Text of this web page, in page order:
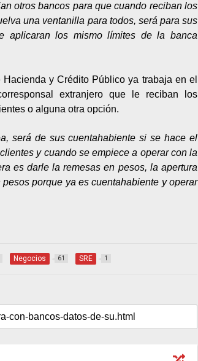
otros bancos para que cuando reciban los
una ventanilla para todos, será para sus
aplicaran los mismo límites de la banca
y Crédito Público ya trabaja en el
extranjero que le reciban los
o alguna otra opción.
será de sus cuentahabiente si se hace el
y cuando se empiece a operar con la
es darle la remesas en pesos, la apertura
porque ya es cuentahabiente y operar
Negocios 61 SRE 1